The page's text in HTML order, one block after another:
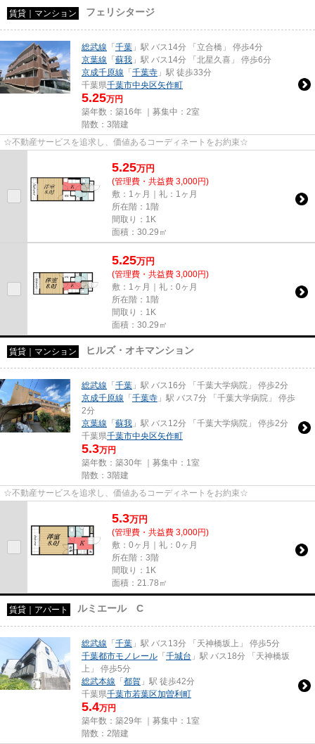
賃貸｜マンション フェリシタージ
総武線 「 千葉 」駅 バス14分 「立合橋」 停歩4分
京葉線 「 蘇我 」駅 バス14分 「北星久喜」 停歩6分
京成千原線 「 千葉寺 」駅 徒歩33分
千葉県千葉市中央区矢作町
5.25万円
築年数：築16年 ｜募集中： 2室
階数：3階建
☆不動産サービスを追求し、価値あるコーディネートをお約束☆
5.25万円
(管理費・共益費 3,000円)
敷：1ヶ月｜礼：1ヶ月
所在階：1階
間取り：1K
面積：30.29㎡
5.25万円
(管理費・共益費 3,000円)
敷：1ヶ月｜礼：0ヶ月
所在階：1階
間取り：1K
面積：30.29㎡
賃貸｜マンション ヒルズ・オキマンション
総武線 「 千葉 」駅 バス16分 「千葉大学病院」 停歩2分
京成千原線 「 千葉寺 」駅 バス7分 「千葉大学病院」 停歩
2分
京葉線 「 蘇我 」駅 バス12分 「千葉大学病院」 停歩2分
千葉県千葉市中央区矢作町
5.3万円
築年数：築30年 ｜募集中： 1室
階数：3階建
☆不動産サービスを追求し、価値あるコーディネートをお約束☆
5.3万円
(管理費・共益費 3,000円)
敷：0ヶ月｜礼：0ヶ月
所在階：3階
間取り：1K
面積：21.78㎡
賃貸｜アパート ルミエール C
総武線 「 千葉 」駅 バス13分 「天神橋坂上」 停歩5分
千葉都市モノレール 「 千城台 」駅 バス18分 「天神橋坂
上」 停歩5分
総武本線 「 都賀 」駅 徒歩42分
千葉県千葉市若葉区加曽利町
5.4万円
築年数：築29年 ｜募集中： 1室
階数：2階建